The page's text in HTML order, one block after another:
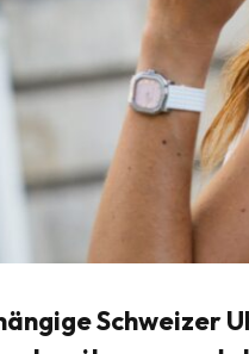
Schweizer